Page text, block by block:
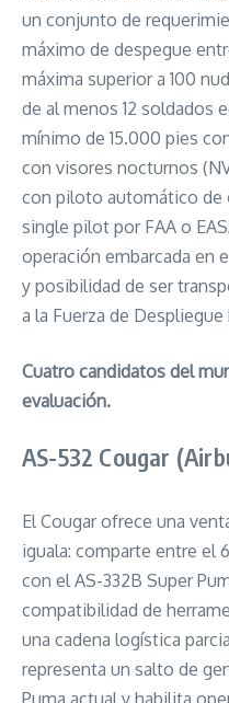
un conjunto de
máximo de despegue
máxima superior a 100
de al menos 12 soldados
mínimo de 15.000 pies
con visores nocturnos
con piloto automático de
single pilot por FAA o
operación embarcada en
y posibilidad de ser
a la Fuerza de Despliegue
Cuatro candidatos del
evaluación.
AS-532 Cougar
El Cougar ofrece una
iguala: comparte entre el
con el AS-332B Super
compatibilidad de
una cadena logística
representa un salto de
Puma actual y habilita